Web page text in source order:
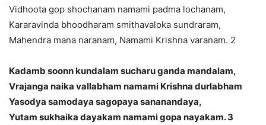
Vidhoota gop shochanam namami padma lochanam,
Kararavinda bhoodharam smithavaloka sundraram,
Mahendra mana naranam, Namami Krishna varanam. 2
Kadamb soonn kundalam sucharu ganda mandalam,
Vrajanga naika vallabham namami Krishna durlabham
Yasodya samodaya sagopaya sananandaya,
Yutam sukhaika dayakam namami gopa nayakam. 3